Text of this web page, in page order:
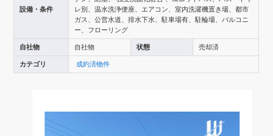
設備・条件
レ別、温水洗浄便座、エアコン、室内洗濯機置き場、都市
ガス、公営水道、排水下水、駐車場有、駐輪場、バルコニ
ー、フローリング
自社物 自社物 状態 売却済
カテゴリ 成約済物件